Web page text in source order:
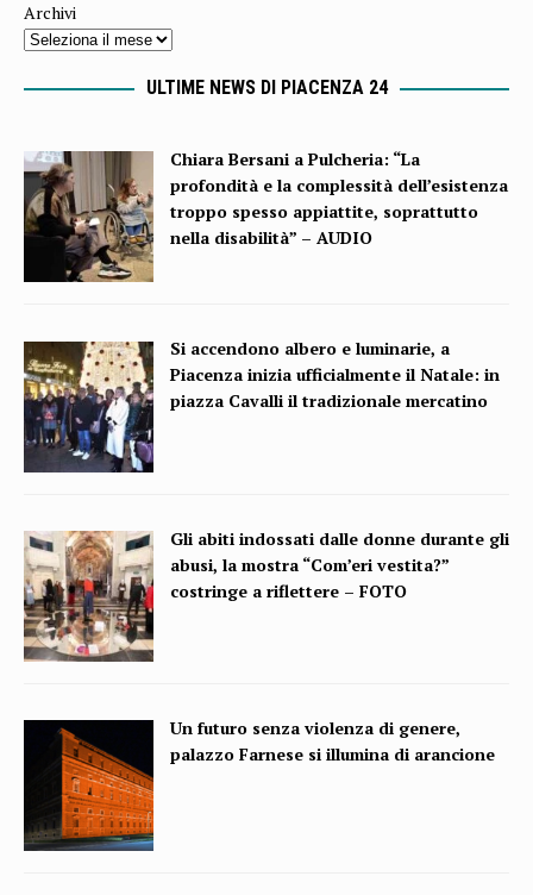
Archivi
ULTIME NEWS DI PIACENZA 24
Chiara Bersani a Pulcheria: “La
profondità e la complessità dell’esistenza
troppo spesso appiattite, soprattutto
nella disabilità” – AUDIO
Si accendono albero e luminarie, a
Piacenza inizia ufficialmente il Natale: in
piazza Cavalli il tradizionale mercatino
Gli abiti indossati dalle donne durante gli
abusi, la mostra “Com’eri vestita?”
costringe a riflettere – FOTO
Un futuro senza violenza di genere,
palazzo Farnese si illumina di arancione